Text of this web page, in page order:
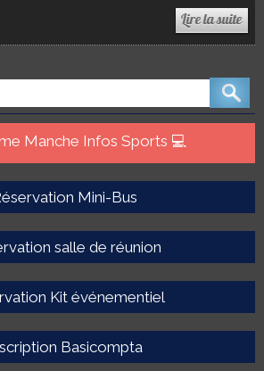
Manche Infos Sports 💻
Mini-Bus
salle de réunion
Kit événementiel
Basicompta